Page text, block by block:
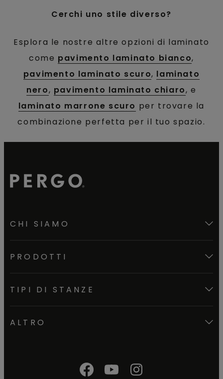
Cerchi uno stile diverso?
Esplora le nostre altre opzioni di laminato
come pavimento laminato bianco,
pavimento laminato scuro, laminato
nero, pavimento laminato chiaro, e
laminato marrone scuro per trovare la
combinazione perfetta per il tuo spazio.
CHI SIAMO
PRODOTTI
TIPI DI STANZE
ALTRO